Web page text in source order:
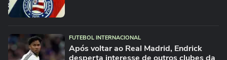
FUTEBOL INTERNACIONAL
Após voltar ao Real Madrid, Endrick